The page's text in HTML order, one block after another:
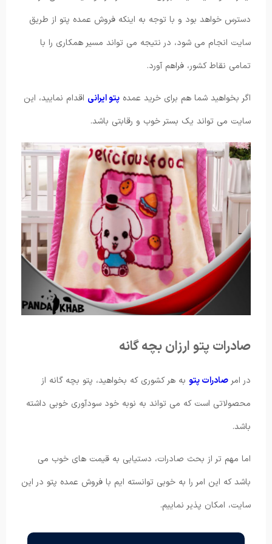
دسترس خواهد بود و با توجه به اینکه فروش عمده پتو از طریق
سایت انجام می شود، در نتیجه می تواند مسیر همکاری را با
تمامی نقاط کشور، فراهم آورد.
اگر بخواهید شما هم برای خرید عمده پتو ایرانی اقدام نمایید، این
سایت می تواند یک بستر خوب و رقابتی باشد.
صادرات پتو ارزان بچه گانه
در امر صادرات پتو به هر کشوری که بخواهید، پتو بچه گانه از
محصولاتی است که می تواند به نوبه خود سودآوری خوبی داشته
باشد.
اما مهم تر از بحث صادرات، دستیابی به قیمت های خوب می
باشد که این امر را به خوبی توانسته ایم با فروش عمده پتو در این
سایت، امکان پذیر نماییم.